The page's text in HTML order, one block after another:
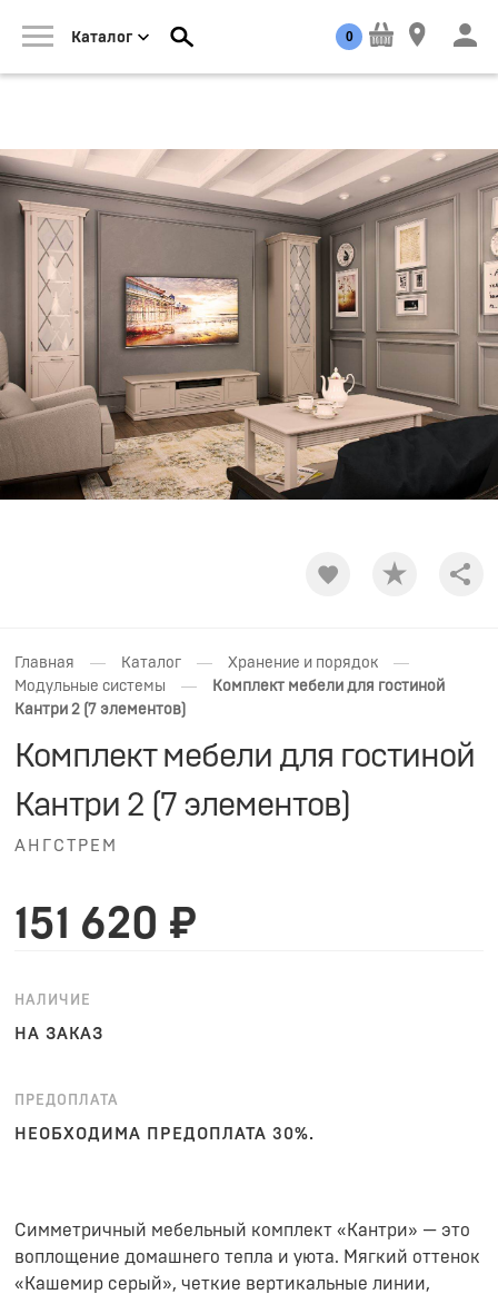
Каталог 0
Главная — Каталог — Хранение и порядок —
Модульные системы —
Комплект мебели для гостиной
Кантри 2 (7 элементов)
Комплект мебели для гостиной
Кантри 2 (7 элементов)
АНГСТРЕМ
151 620 ₽
НАЛИЧИЕ
НА ЗАКАЗ
ПРЕДОПЛАТА
НЕОБХОДИМА ПРЕДОПЛАТА 30%.
Симметричный мебельный комплект «Кантри» — это
воплощение домашнего тепла и уюта. Мягкий оттенок
«Кашемир серый», четкие вертикальные линии,